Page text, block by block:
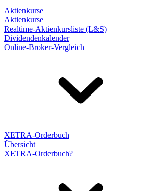
Aktienkurse
Aktienkurse
Realtime-Aktienkursliste (L&S)
Dividendenkalender
Online-Broker-Vergleich
XETRA-Orderbuch
Übersicht
XETRA-Orderbuch?